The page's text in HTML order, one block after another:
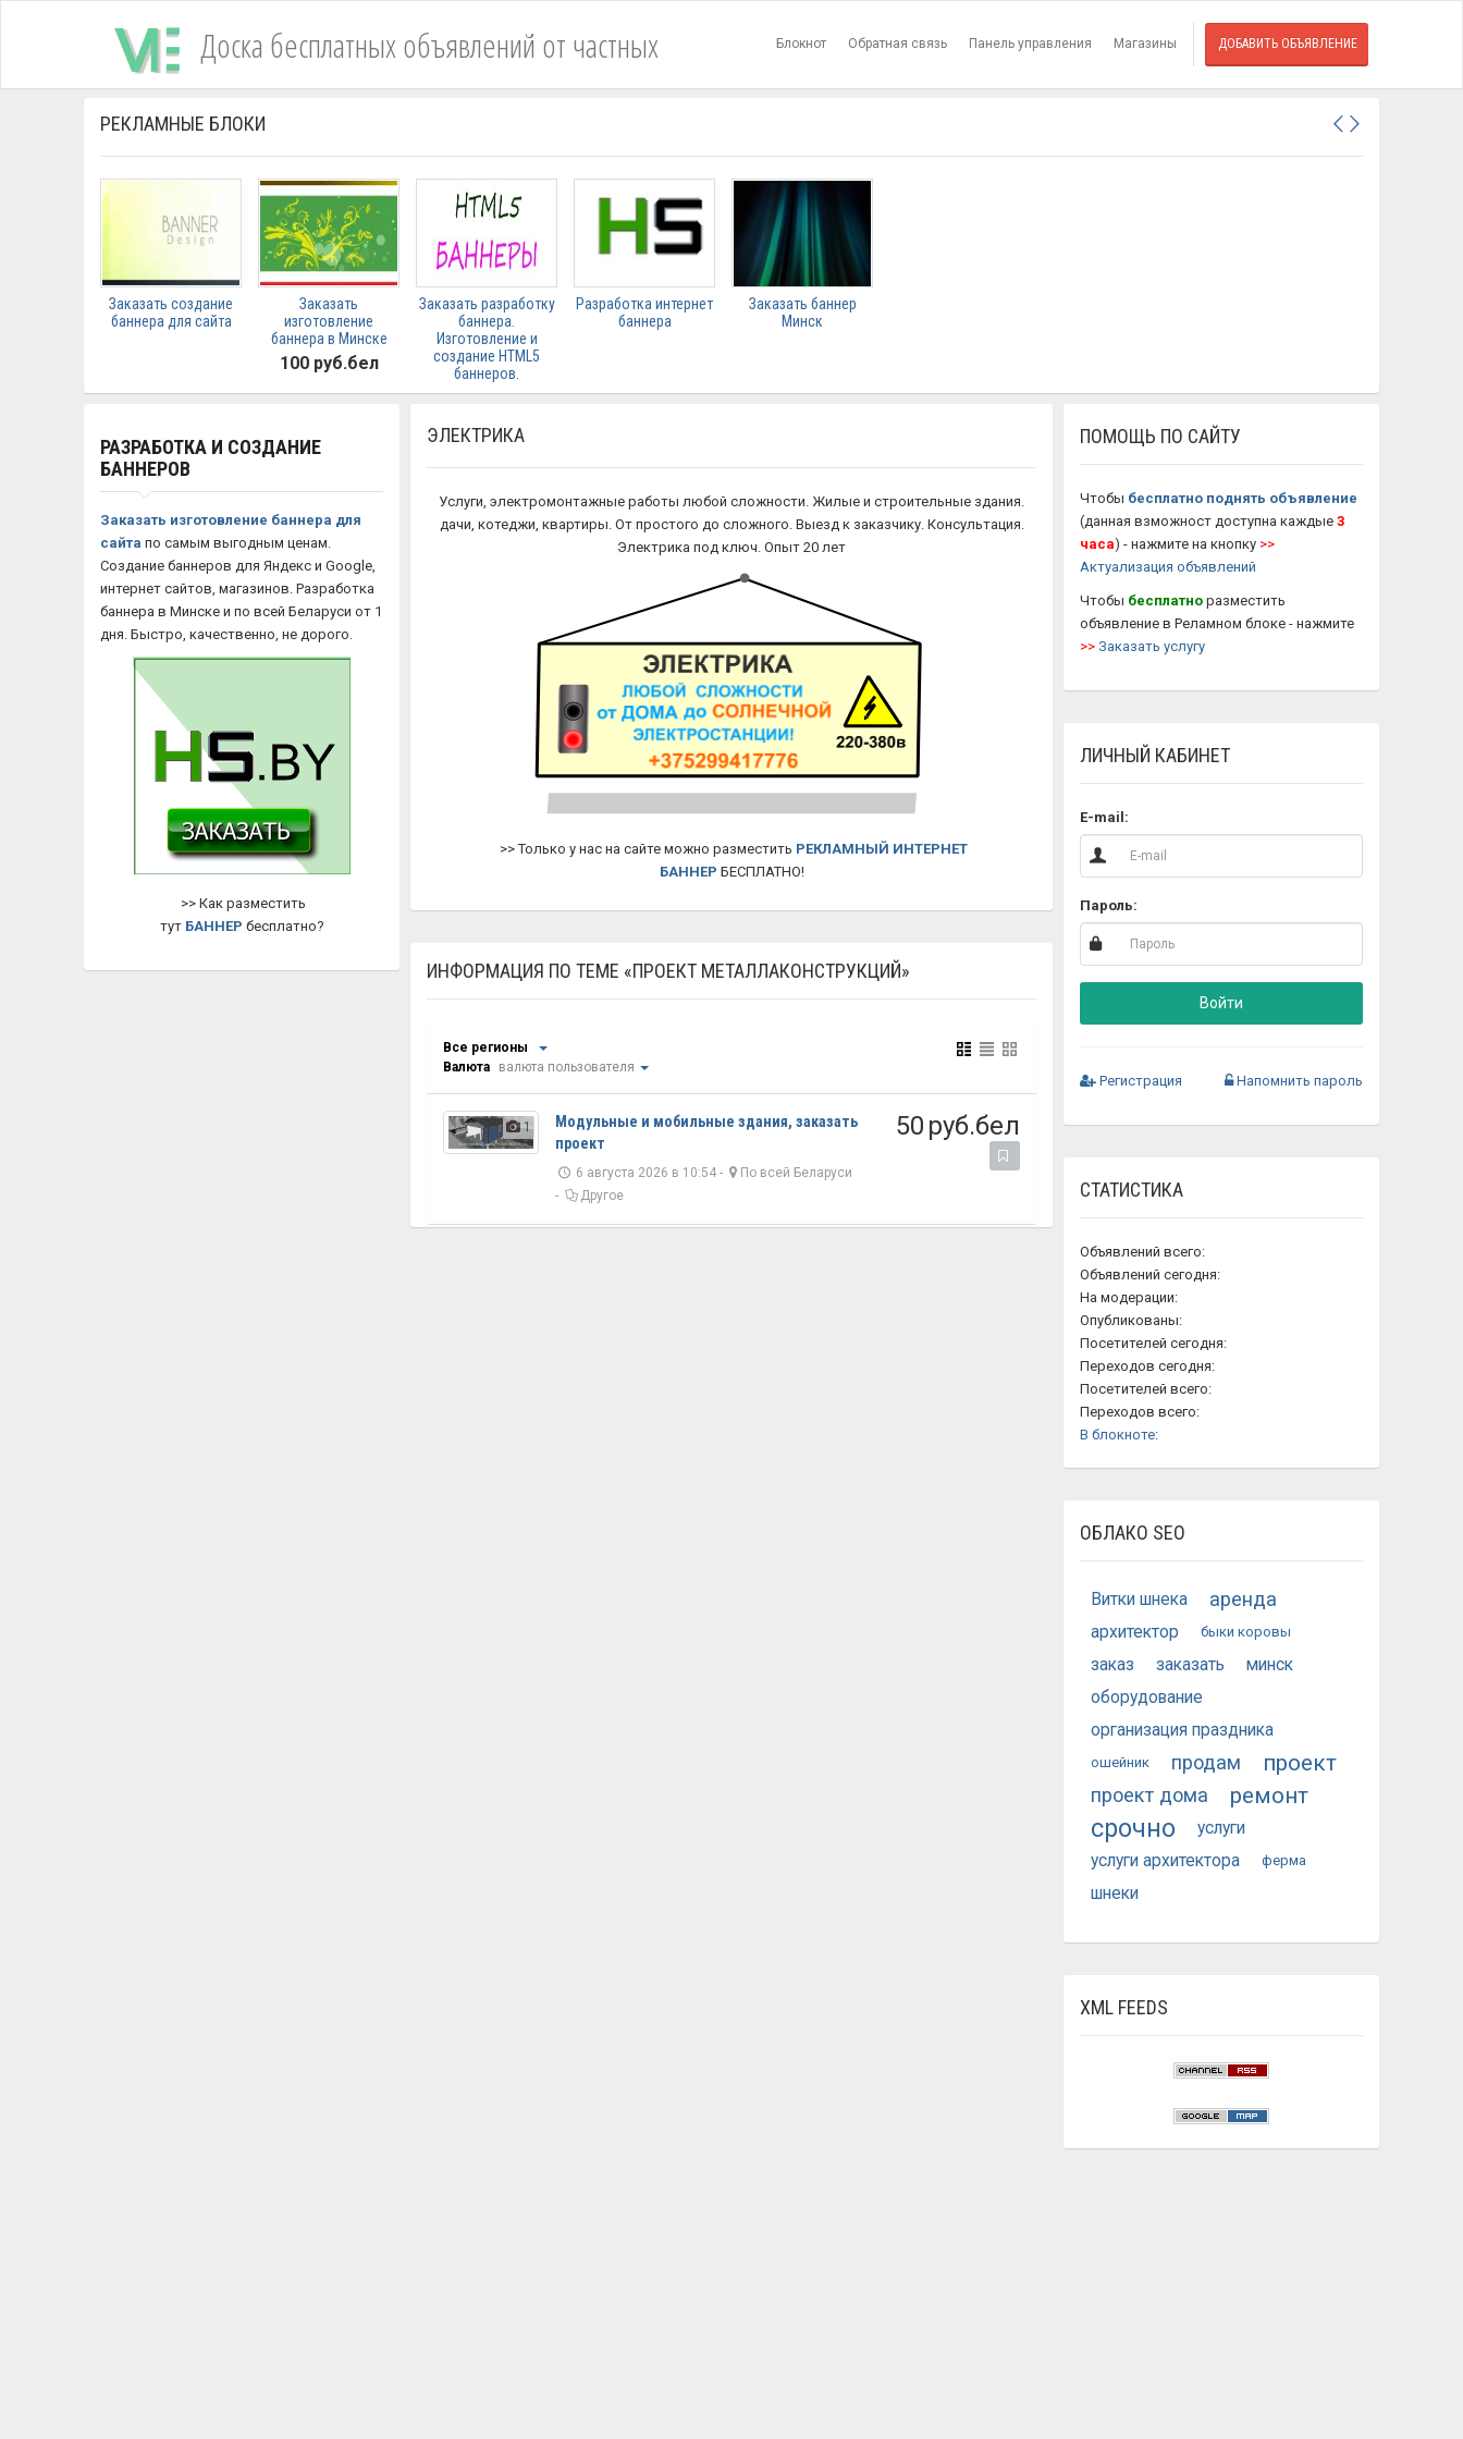
Доска бесплатных объявлений от частных
лиц
Блокнот Обратная связь Панель управления Магазины ДОБАВИТЬ ОБЪЯВЛЕНИЕ
РЕКЛАМНЫЕ БЛОКИ
Заказать создание
баннера для сайта
Заказать
изготовление
баннера в Минске
100 руб.бел
Заказать разработку
баннера.
Изготовление и
создание HTML5
баннеров.
Разработка интернет
баннера
Заказать баннер
Минск
РАЗРАБОТКА И СОЗДАНИЕ
БАННЕРОВ
Заказать изготовление баннера для
сайта по самым выгодным ценам.
Создание баннеров для Яндекс и Google,
интернет сайтов, магазинов. Разработка
баннера в Минске и по всей Беларуси от 1
дня. Быстро, качественно, не дорого.
>> Как разместить
тут БАННЕР бесплатно?
ЭЛЕКТРИКА
Услуги, электромонтажные работы любой сложности. Жилые и строительные здания.
дачи, котеджи, квартиры. От простого до сложного. Выезд к заказчику. Консультация.
Электрика под ключ. Опыт 20 лет
>> Только у нас на сайте можно разместить РЕКЛАМНЫЙ ИНТЕРНЕТ
БАННЕР БЕСПЛАТНО!
ИНФОРМАЦИЯ ПО ТЕМЕ «ПРОЕКТ МЕТАЛЛАКОНСТРУКЦИЙ»
Все регионы
Валюта
валюта пользователя
1
Модульные и мобильные здания, заказать
проект
6 августа 2026 в 10:54 -
По всей Беларуси
-
Другое
50 руб.бел
ПОМОЩЬ ПО САЙТУ
Чтобы бесплатно поднять объявление
(данная взможност доступна каждые 3
часа) - нажмите на кнопку >>
Актуализация объявлений
Чтобы бесплатно разместить
объявление в Реламном блоке - нажмите
>> Заказать услугу
ЛИЧНЫЙ КАБИНЕТ
E-mail:
Пароль:
Войти
Регистрация Напомнить пароль
СТАТИСТИКА
Объявлений всего:
Объявлений сегодня:
На модерации:
Опубликованы:
Посетителей сегодня:
Переходов сегодня:
Посетителей всего:
Переходов всего:
В блокноте:
ОБЛАКО SEO
Витки шнека аренда
архитектор быки коровы
заказ заказать
минск
оборудование
организация праздника
ошейник продам проект
проект дома ремонт
срочно
услуги
услуги архитектора
ферма
шнеки
XML FEEDS